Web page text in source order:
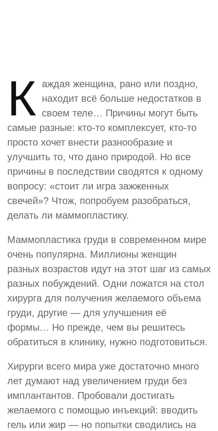
К
аждая женщина, рано или поздно,
находит всё больше недостатков в
своем теле… Причины могут быть
самые разные: кто-то комплексует, кто-то
просто хочет внести разнообразие и
улучшить то, что дано природой. Но все
причины в последствии сводятся к одному
вопросу: «стоит ли игра зажженных
свечей»? Чтож, попробуем разобраться,
делать ли маммопластику.
Маммопластика груди в современном мире
очень популярна. Миллионы женщин
разных возрастов идут на этот шаг из самых
разных побуждений. Одни ложатся на стол
хирурга для получения желаемого объема
груди, другие — для улучшения её
формы… Но прежде, чем вы решитесь
обратиться в клинику, нужно подготовиться.
Хирурги всего мира уже достаточно много
лет думают над увеличением груди без
имплантантов. Пробовали достигать
желаемого с помощью инъекций: вводить
гель или жир — но попытки сводились на